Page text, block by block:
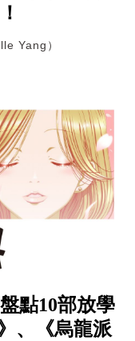
Yang）
點10部放學
、《烏龍派